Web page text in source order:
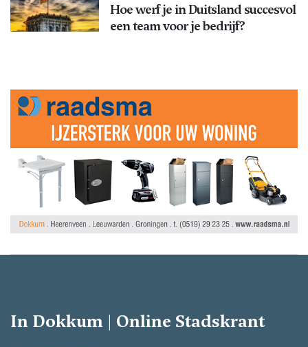
Hoe werf je in Duitsland succesvol
een team voor je bedrijf?
In Dokkum | Online Stadskrant